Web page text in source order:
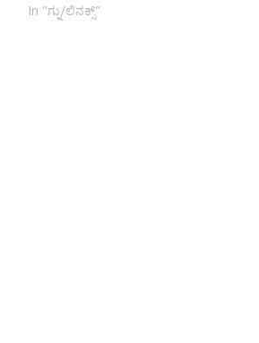
In "ಗ್ನು/ಲಿನಕ್ಸ್"